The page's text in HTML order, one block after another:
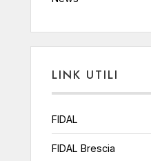
LINK UTILI
FIDAL
FIDAL Brescia